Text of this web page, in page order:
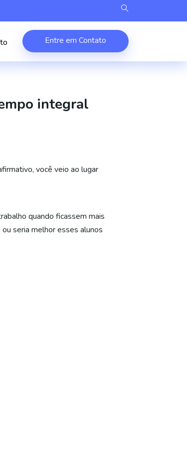
Entre em Contato
integral
você veio ao lugar
quando ficassem mais
seria melhor esses alunos